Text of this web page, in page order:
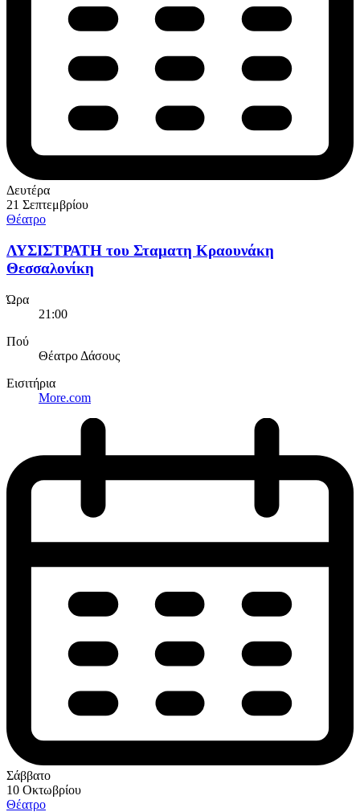
Δευτέρα
21 Σεπτεμβρίου
Θέατρο
ΛΥΣΙΣΤΡΑΤΗ του Σταματη Κραουνάκη
Θεσσαλονίκη
Ώρα
21:00
Πού
Θέατρο Δάσους
Εισιτήρια
More.com
Σάββατο
10 Οκτωβρίου
Θέατρο